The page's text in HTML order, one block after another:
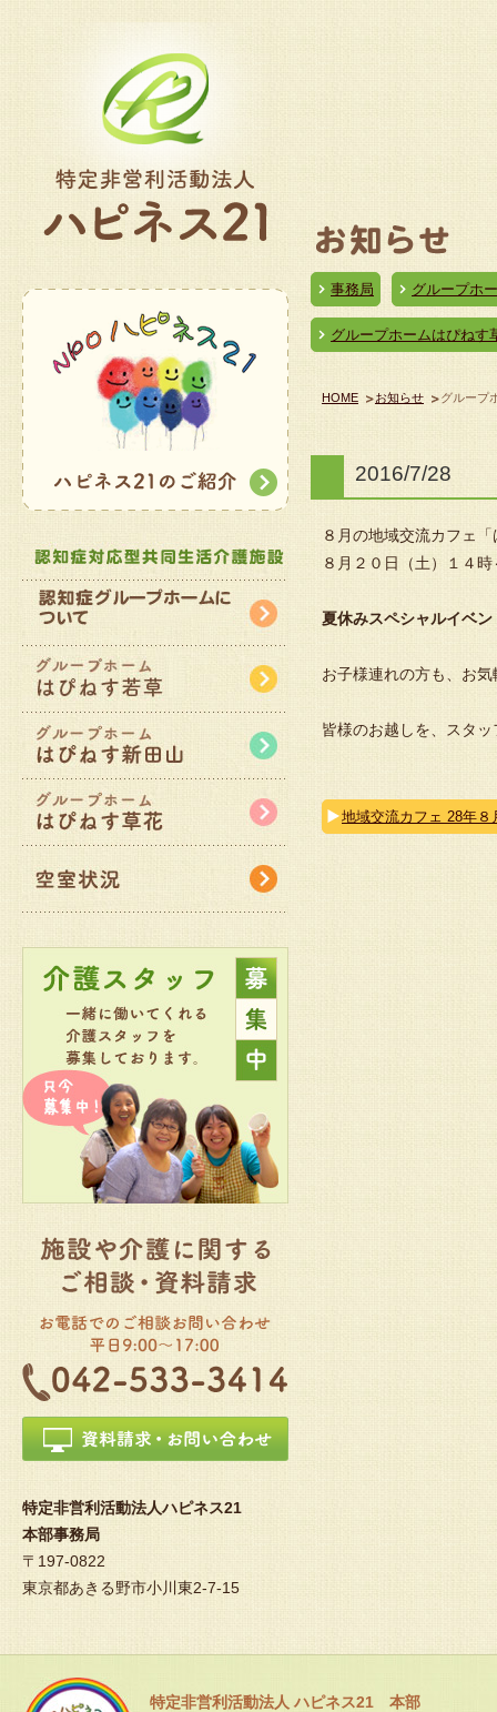
特定非営利活動法人ハピネス21
本部事務局
〒197-0822
東京都あきる野市小川東2-7-15
事務局 グループホ
グループホームはぴねす
HOME お知らせ グループ
2016/7/28
８月の地域交流カフェ
８月２０日（土）１４
夏休みスペシャルイベ
お子様連れの方も、お
皆様のお越しを、スタ
地域交流カフェ 28年８
特定非営利活動法人 ハピネス21 本部